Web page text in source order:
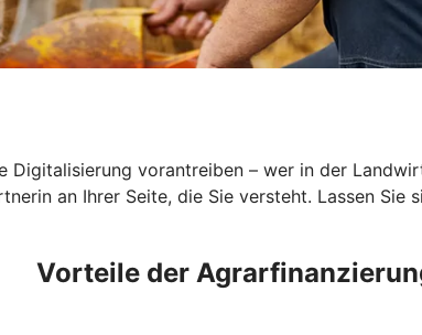
Digitalisierung vorantreiben – wer in der
an Ihrer Seite, die Sie versteht. Lassen
Vorteile der